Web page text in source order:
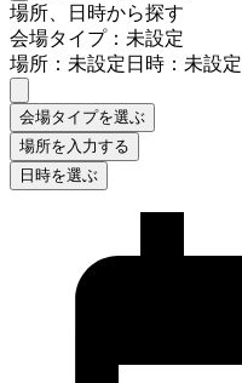
場所、日時から探す
会場タイプ：未設定
場所：未設定日時：未設定
会場タイプを選ぶ
場所を入力する
日時を選ぶ